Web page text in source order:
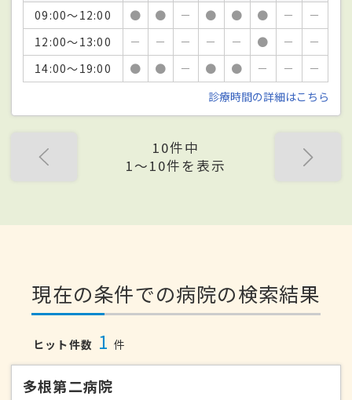
09:00～12:00
● ● － ● ● ● －
－
12:00～13:00
－ － － － － ● －
－
14:00～19:00
● ● － ● ● － －
－
診療時間の詳細はこちら
10件中
1〜10件を表示
現在の条件での病院の検索結果
ヒット件数 1 件
多根第二病院